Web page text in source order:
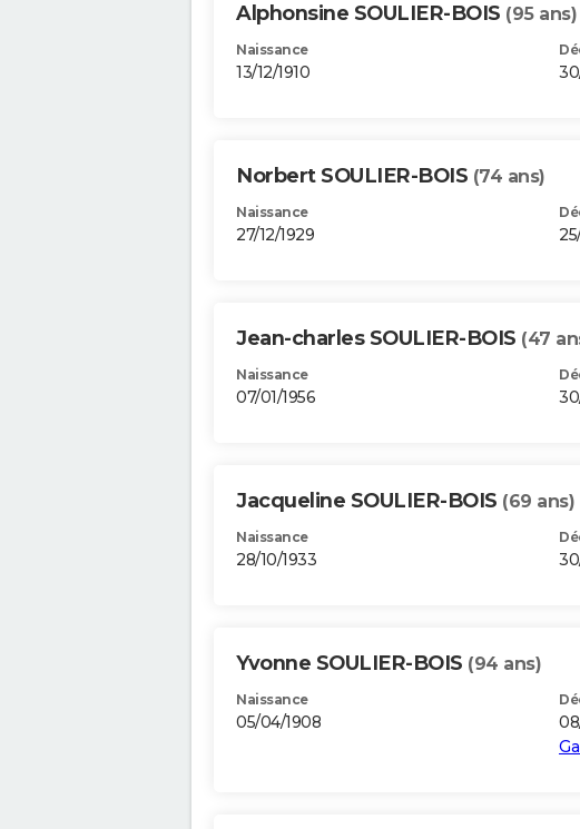
Alphonsine SOULIER-BOIS (95 ans)
Naissance
13/12/1910
Norbert SOULIER-BOIS (74 ans)
Naissance
27/12/1929
Jean-charles SOULIER-BOIS (47
Naissance
07/01/1956
Jacqueline SOULIER-BOIS (69 ans)
Naissance
28/10/1933
Yvonne SOULIER-BOIS (94 ans)
Naissance
05/04/1908